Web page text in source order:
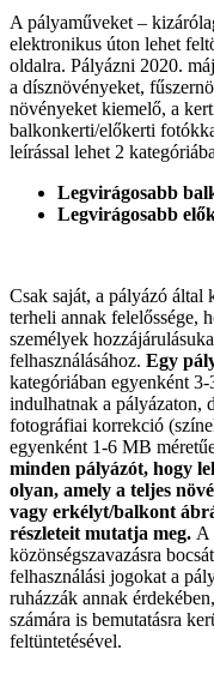
A pályaműveket –
elektronikus úton lehet
oldalra. Pályázni 2020.
a dísznövényeket,
növényeket kiemelő, a
balkonkerti/előkerti
leírással lehet 2
Legvirágosabb
Legvirágosabb
Csak saját, a pályázó által
terheli annak felelőssége,
személyek
felhasználásához. Egy
kategóriában egyenként
indulhatnak a pályázaton,
fotográfiai korrekció
egyenként 1-6 MB
minden pályázót, hogy
olyan, amely a teljes
vagy erkélyt/balkont
részleteit mutatja meg. A
közönségszavazásra
felhasználási jogokat a
ruházzák annak
számára is bemutatásra
feltüntetésével.